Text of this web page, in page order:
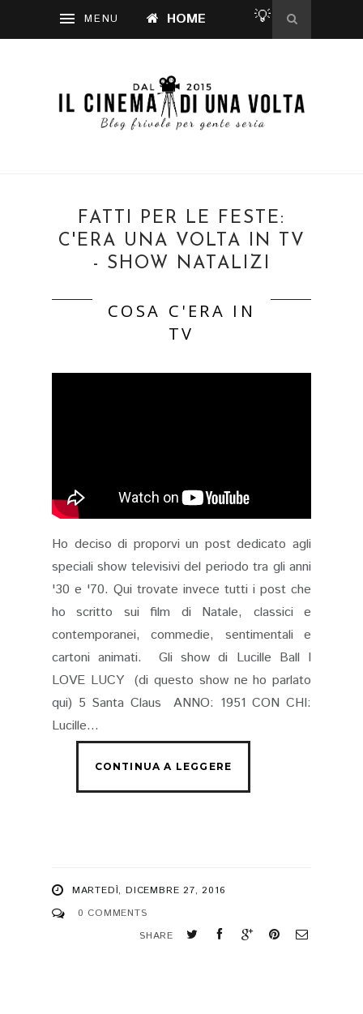
HOME 💡
FATTI PER LE FESTE:
C'ERA UNA VOLTA IN TV
- SHOW NATALIZI
COSA C'ERA IN
TV
Ho deciso di proporvi un post dedicato agli
speciali show televisivi del periodo tra gli anni
'30 e '70. Qui trovate invece tutti i post che
ho scritto sui film di Natale, classici e
contemporanei, commedie, sentimentali e
cartoni animati. Gli show di Lucille Ball I
LOVE LUCY (di questo show ne ho parlato
qui) 5 Santa Claus ANNO: 1951 CON CHI:
Lucille...
MARTEDÌ, DICEMBRE 27, 2016
0 COMMENTS
SHARE